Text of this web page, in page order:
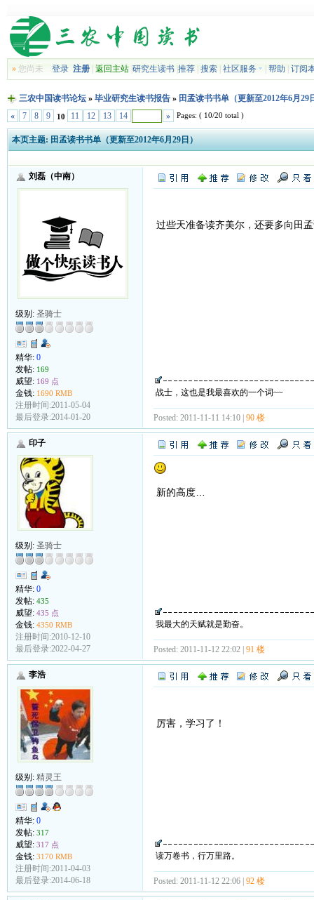
»您尚未 登录 注册| 返回主站| 研究生读书| 推荐| 搜索| 社区服务 帮助 订阅
三农中国读书论坛» 毕业研究生读书报告» 田孟读书书单（更新至2012年6月29
«
7 8 9 10 11 12 13 14 » Pages: ( 10/20 total )
本页主题: 田孟读书书单（更新至2012年6月29日）
刘磊（中南）
级别: 圣骑士
精华: 0
发帖: 169
威望: 169 点
金钱: 1690 RMB
注册时间:2011-05-04
最后登录:2014-01-20
过些天准备读齐美尔，还要多向田
战士，这也是我最喜欢的一个词~~
Posted: 2011-11-11 14:10 | 90 楼
印子
级别: 圣骑士
精华: 0
发帖: 435
威望: 435 点
金钱: 4350 RMB
注册时间:2010-12-10
最后登录:2022-04-27
新的高度…
我最大的天赋就是勤奋。
Posted: 2011-11-12 22:02 | 91 楼
李浩
级别: 精灵王
精华: 0
发帖: 317
威望: 317 点
金钱: 3170 RMB
注册时间:2011-04-03
最后登录:2014-06-18
厉害，学习了！
读万卷书，行万里路。
Posted: 2011-11-12 22:06 | 92 楼